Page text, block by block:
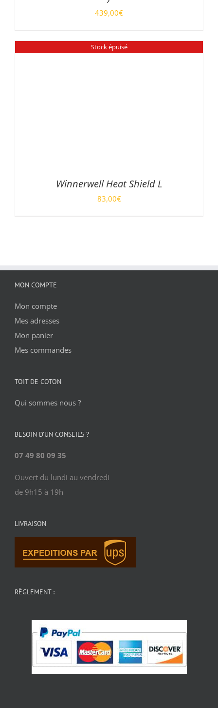
439,00€
Stock épuisé
Winnerwell Heat Shield L
83,00€
MON COMPTE
Mon compte
Mes adresses
Mon panier
Mes commandes
TOIT DE COTON
Qui sommes nous ?
BESOIN D’UN CONSEILS ?
07 49 80 09 35
Ouvert du lundi au vendredi
de 9h15 à 19h
LIVRAISON
RÈGLEMENT :